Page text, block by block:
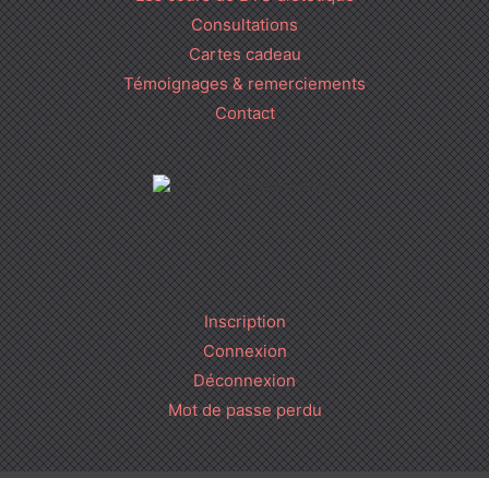
Consultations
Cartes cadeau
Témoignages & remerciements
Contact
Inscription
Connexion
Déconnexion
Mot de passe perdu